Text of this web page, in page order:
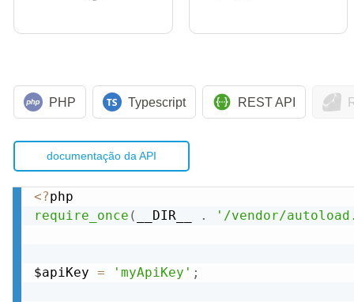
PHP Typescript REST API
documentação da API
<?
require_once ( __DIR__ . '/vendor/
$apiKey = 'myApiKey' ;